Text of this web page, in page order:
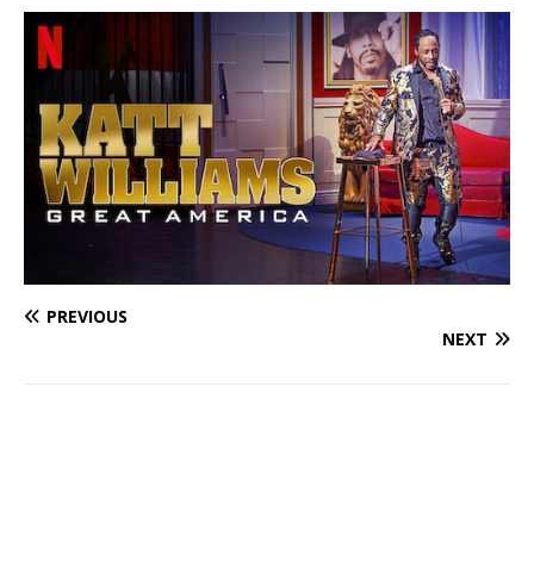
PREVIOUS
NEXT